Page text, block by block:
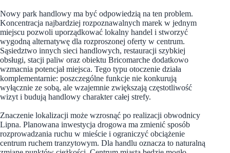
Nowy park handlowy ma być odpowiedzią na ten problem.
Koncentracja najbardziej rozpoznawalnych marek w jednym
miejscu pozwoli uporządkować lokalny handel i stworzyć
wygodną alternatywę dla rozproszonej oferty w centrum.
Sąsiedztwo innych sieci handlowych, restauracji szybkiej
obsługi, stacji paliw oraz obiektu Bricomarche dodatkowo
wzmacnia potencjał miejsca. Tego typu otoczenie działa
komplementarnie: poszczególne funkcje nie konkurują
wyłącznie ze sobą, ale wzajemnie zwiększają częstotliwość
wizyt i budują handlowy charakter całej strefy.
Znaczenie lokalizacji może wzrosnąć po realizacji obwodnicy
Lipna. Planowana inwestycja drogowa ma zmienić sposób
rozprowadzania ruchu w mieście i ograniczyć obciążenie
centrum ruchem tranzytowym. Dla handlu oznacza to naturalną